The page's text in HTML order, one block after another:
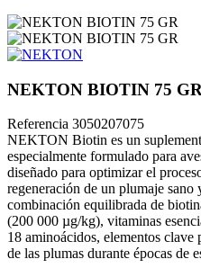
NEKTON BIOTIN 75 GR
Referencia 3050207075
NEKTON Biotin es un
especialmente formulado para
diseñado para optimizar el
regeneración de un plumaje
combinación equilibrada de
(200 000 µg/kg), vitaminas
18 aminoácidos, elementos clave
de las plumas durante épocas de